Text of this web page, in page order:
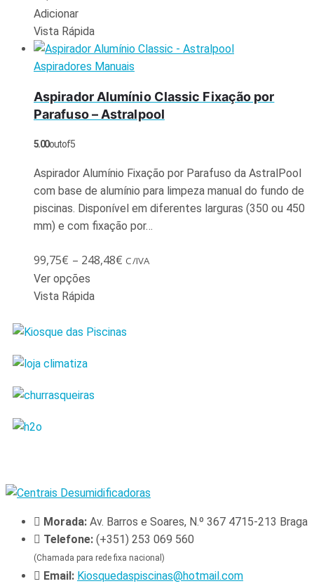
Adicionar
Vista Rápida
Aspiradores Manuais
Aspirador Alumínio Classic Fixação por
Parafuso – Astralpool
5.00out of 5
Aspirador Alumínio Fixação por Parafuso da AstralPool
com base de alumínio para limpeza manual do fundo de
piscinas. Disponível em diferentes larguras (350 ou 450
mm) e com fixação por…
99,75€ – 248,48€ C/IVA
Ver opções
Vista Rápida
Morada: Av. Barros e Soares, N.º 367 4715-213 Braga
Telefone: (+351) 253 069 560
(Chamada para rede fixa nacional)
Email: Kiosquedaspiscinas@hotmail.com